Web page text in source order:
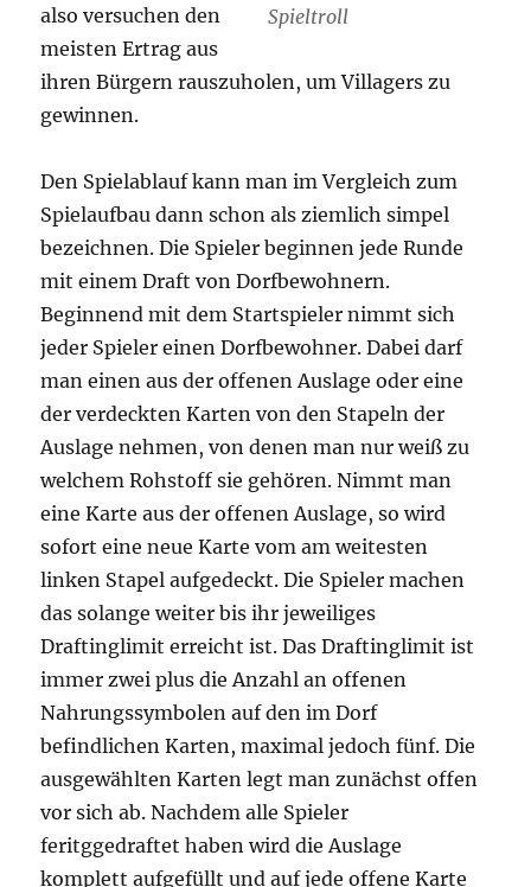
Spieltroll
also versuchen den
meisten Ertrag aus
ihren Bürgern rauszuholen, um Villagers zu
gewinnen.
Den Spielablauf kann man im Vergleich zum
Spielaufbau dann schon als ziemlich simpel
bezeichnen. Die Spieler beginnen jede Runde
mit einem Draft von Dorfbewohnern.
Beginnend mit dem Startspieler nimmt sich
jeder Spieler einen Dorfbewohner. Dabei darf
man einen aus der offenen Auslage oder eine
der verdeckten Karten von den Stapeln der
Auslage nehmen, von denen man nur weiß zu
welchem Rohstoff sie gehören. Nimmt man
eine Karte aus der offenen Auslage, so wird
sofort eine neue Karte vom am weitesten
linken Stapel aufgedeckt. Die Spieler machen
das solange weiter bis ihr jeweiliges
Draftinglimit erreicht ist. Das Draftinglimit ist
immer zwei plus die Anzahl an offenen
Nahrungssymbolen auf den im Dorf
befindlichen Karten, maximal jedoch fünf. Die
ausgewählten Karten legt man zunächst offen
vor sich ab. Nachdem alle Spieler
feritggedraftet haben wird die Auslage
komplett aufgefüllt und auf jede offene Karte